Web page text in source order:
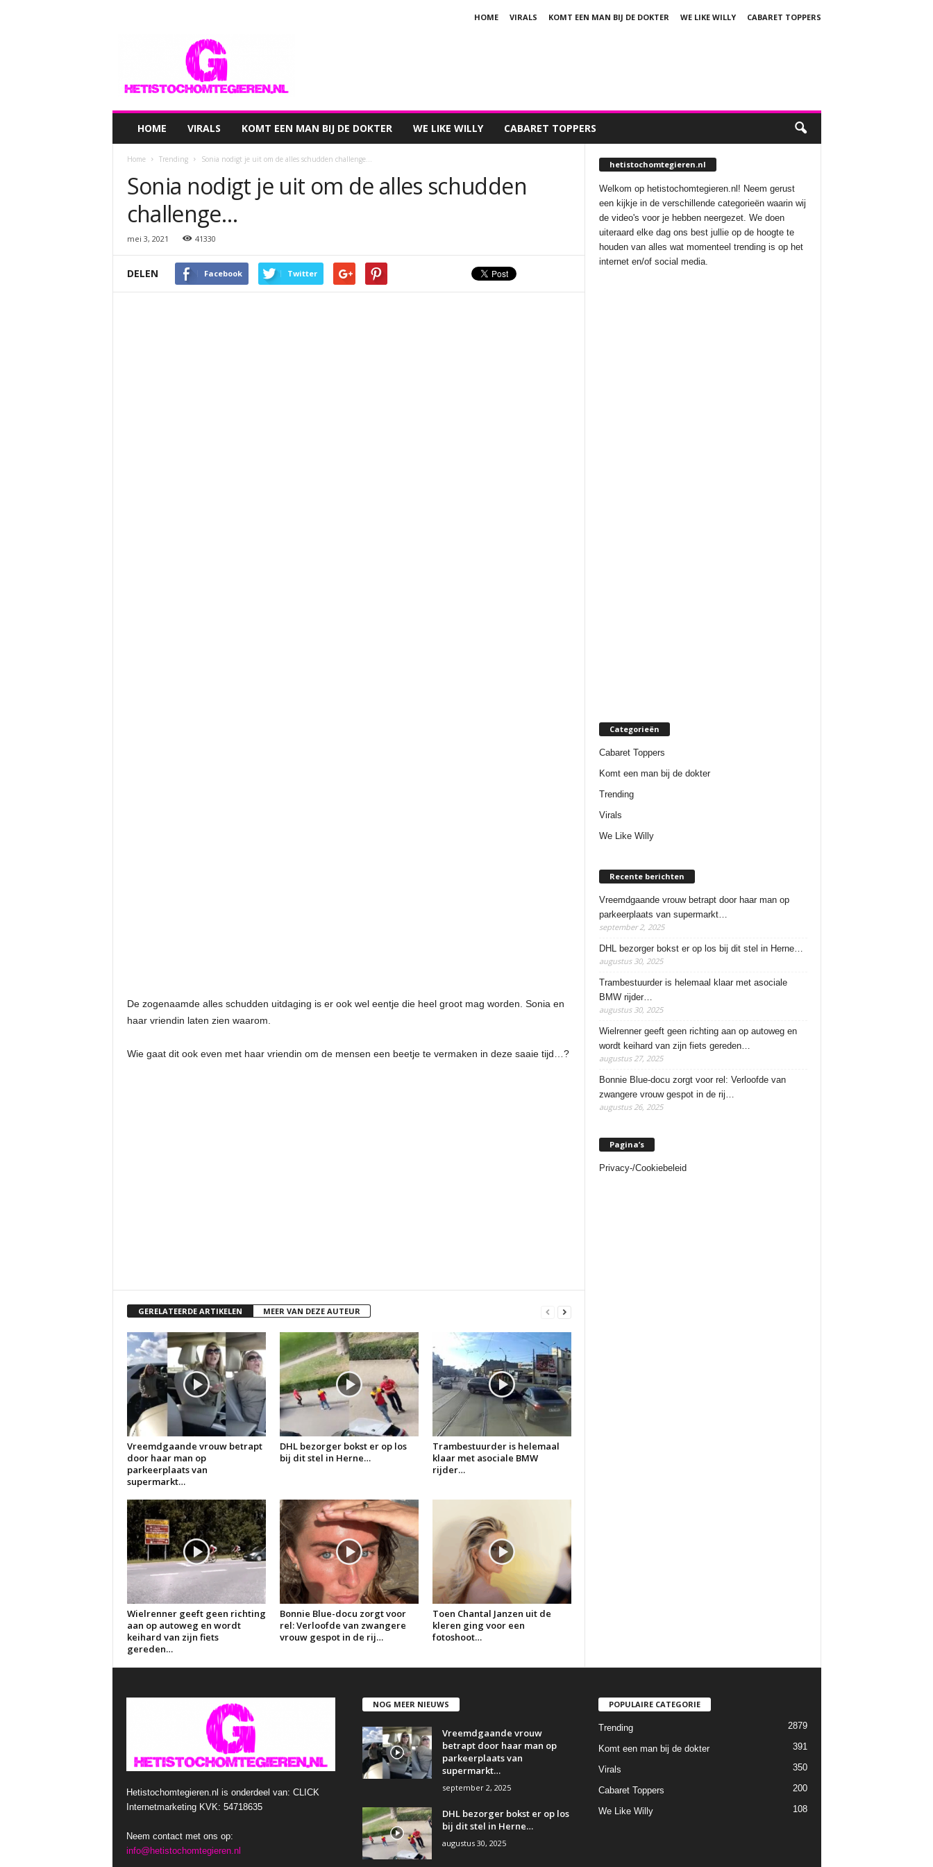
HOME VIRALS KOMT EEN MAN BIJ DE DOKTER WE LIKE WILLY
CABARET TOPPERS
HOME VIRALS KOMT EEN MAN BIJ DE DOKTER WE LIKE WILLY CABARET TOPPERS
Home Trending Sonia nodigt je uit om de alles schudden challenge…
Sonia nodigt je uit om de alles schudden
challenge…
mei 3, 2021 41330
DELEN Facebook Twitter
De zogenaamde alles schudden uitdaging is er ook wel eentje die heel groot mag worden. Sonia en
haar vriendin laten zien waarom.
Wie gaat dit ook even met haar vriendin om de mensen een beetje te vermaken in deze saaie tijd…?
GERELATEERDE ARTIKELEN MEER VAN DEZE AUTEUR
Vreemdgaande vrouw betrapt
door haar man op
parkeerplaats van
supermarkt…
DHL bezorger bokst er op los
bij dit stel in Herne…
Trambestuurder is helemaal
klaar met asociale BMW
rijder…
Wielrenner geeft geen richting
aan op autoweg en wordt
keihard van zijn fiets
gereden…
Bonnie Blue-docu zorgt voor
rel: Verloofde van zwangere
vrouw gespot in de rij…
Toen Chantal Janzen uit de
kleren ging voor een
fotoshoot…
hetistochomtegieren.nl
Welkom op hetistochomtegieren.nl! Neem gerust
een kijkje in de verschillende categorieën waarin wij
de video's voor je hebben neergezet. We doen
uiteraard elke dag ons best jullie op de hoogte te
houden van alles wat momenteel trending is op het
internet en/of social media.
Categorieën
Cabaret Toppers
Komt een man bij de dokter
Trending
Virals
We Like Willy
Recente berichten
Vreemdgaande vrouw betrapt door haar man op
parkeerplaats van supermarkt…
september 2, 2025
DHL bezorger bokst er op los bij dit stel in Herne…
augustus 30, 2025
Trambestuurder is helemaal klaar met asociale
BMW rijder…
augustus 30, 2025
Wielrenner geeft geen richting aan op autoweg en
wordt keihard van zijn fiets gereden…
augustus 27, 2025
Bonnie Blue-docu zorgt voor rel: Verloofde van
zwangere vrouw gespot in de rij…
augustus 26, 2025
Pagina’s
Privacy-/Cookiebeleid
Hetistochomtegieren.nl is onderdeel van: CLICK
Internetmarketing KVK: 54718635
Neem contact met ons op:
info@hetistochomtegieren.nl
NOG MEER NIEUWS
Vreemdgaande vrouw
betrapt door haar man op
parkeerplaats van
supermarkt…
september 2, 2025
DHL bezorger bokst er op los
bij dit stel in Herne…
augustus 30, 2025
POPULAIRE CATEGORIE
Trending 2879
Komt een man bij de dokter 391
Virals 350
Cabaret Toppers 200
We Like Willy 108